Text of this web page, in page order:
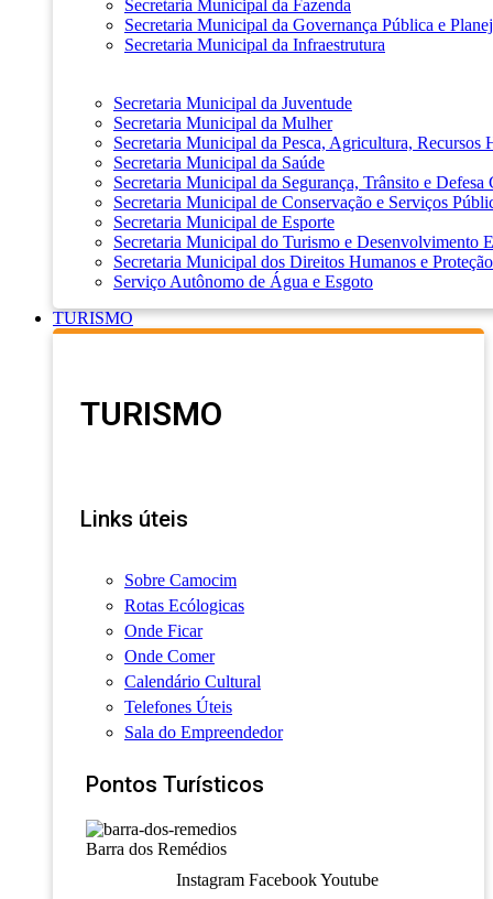
Secretaria Municipal da Fazenda
Secretaria Municipal da Governança Pública e
Secretaria Municipal da Infraestrutura
Secretaria Municipal da Juventude
Secretaria Municipal da Mulher
Secretaria Municipal da Pesca, Agricultura, Recursos
Secretaria Municipal da Saúde
Secretaria Municipal da Segurança, Trânsito e Defesa
Secretaria Municipal de Conservação e Serviços
Secretaria Municipal de Esporte
Secretaria Municipal do Turismo e Desenvolvimento
Secretaria Municipal dos Direitos Humanos e
Serviço Autônomo de Água e Esgoto
TURISMO
TURISMO
Links úteis
Sobre Camocim
Rotas Ecólogicas
Onde Ficar
Onde Comer
Calendário Cultural
Telefones Úteis
Sala do Empreendedor
Pontos Turísticos
Barra dos Remédios
Instagram Facebook Youtube